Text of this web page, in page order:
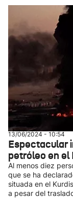
13/06/2024 - 10:54
Espectacular
petróleo en el
Al menos diez
que se ha
situada en el
a pesar del